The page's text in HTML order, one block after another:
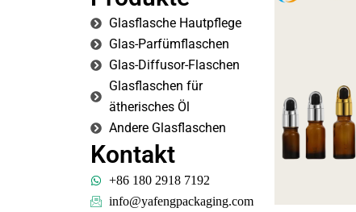
Glasflasche Hautpflege
Glas-Parfümflaschen
Glas-Diffusor-Flaschen
Glasflaschen für
ätherisches Öl
Andere Glasflaschen
Kontakt
+86 180 2918 7192
info@yafengpackaging.com